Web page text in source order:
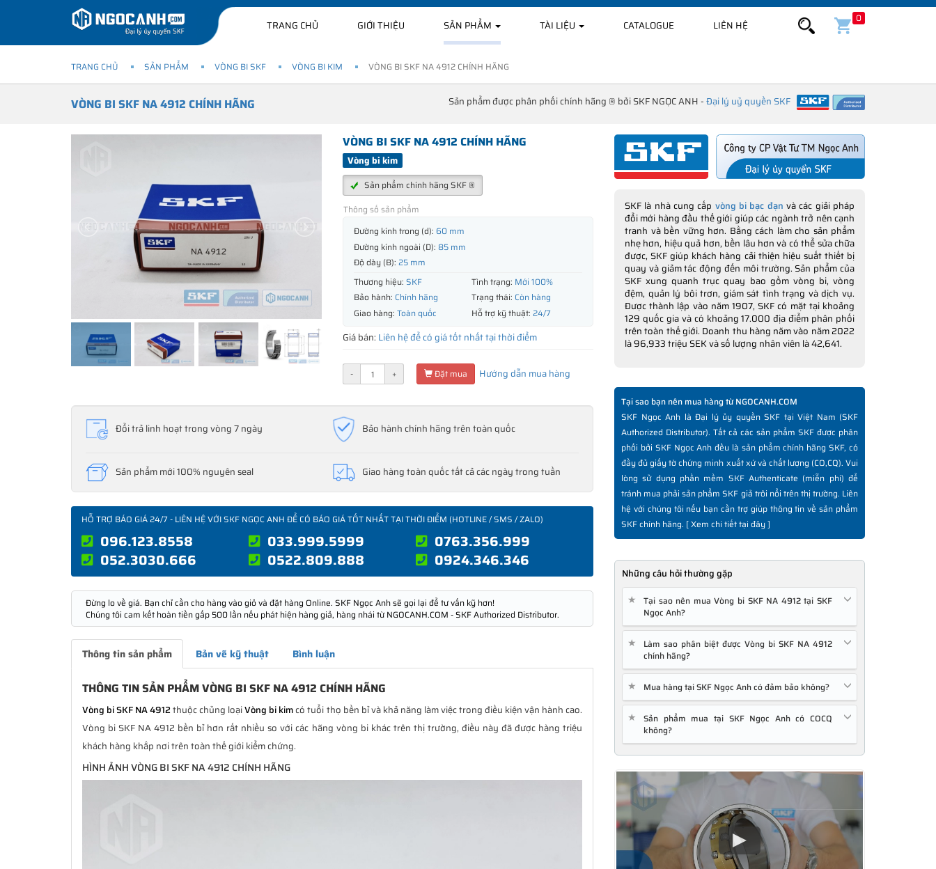
TRANG CHỦ GIỚI THIỆU SẢN PHẨM TÀI LIỆU CATALOGUE LIÊN HỆ
0
TRANG CHỦ SẢN PHẨM VÒNG BI SKF VÒNG BI KIM VÒNG BI SKF NA 4912 CHÍNH HÃNG
VÒNG BI SKF NA 4912 CHÍNH HÃNG Sản phẩm được phân phối chính hãng ® bởi SKF NGỌC ANH -Đại lý uỷ quyền SKF
VÒNG BI SKF NA 4912 CHÍNH HÃNG
Vòng bi kim
Sản phẩm chính hãng SKF ®
Thông số sản phẩm
Đường kính trong (d): 60 mm
Đường kính ngoài (D): 85 mm
Độ dày (B): 25 mm
Thương hiệu: SKF Tình trạng: Mới 100%
Bảo hành: Chính hãng Trạng thái: Còn hàng
Giao hàng: Toàn quốc Hỗ trợ kỹ thuật: 24/7
Giá bán: Liên hệ để có giá tốt nhất tại thời điểm
- + Đặt mua Hướng dẫn mua hàng
Đổi trả linh hoạt trong vòng 7 ngày Bảo hành chính hãng trên toàn quốc
Sản phẩm mới 100% nguyên seal Giao hàng toàn quốc tất cả các ngày trong tuần
HỖ TRỢ BÁO GIÁ 24/7 - LIÊN HỆ VỚI SKF NGỌC ANH ĐỂ CÓ BÁO GIÁ TỐT NHẤT TẠI THỜI ĐIỂM (HOTLINE / SMS / ZALO)
096.123.8558 033.999.5999
0763.356.999
052.3030.666
0522.809.888 0924.346.346
Đừng lo về giá. Bạn chỉ cần cho hàng vào giỏ và đặt hàng Online. SKF Ngọc Anh sẽ gọi lại để tư vấn kỹ hơn!
Chúng tôi cam kết hoàn tiền gấp 500 lần nếu phát hiện hàng giả, hàng nhái từ NGOCANH.COM - SKF Authorized Distributor.
Thông tin sản phẩm Bản vẽ kỹ thuật Bình luận
THÔNG TIN SẢN PHẨM VÒNG BI SKF NA 4912 CHÍNH HÃNG
Vòng bi SKF NA 4912thuộc chủng loạiVòng bi kimcó tuổi thọ bền bỉ và khả năng làm việc trong điều kiện vận hành cao.
Vòng bi SKF NA 4912 bền bỉ hơn rất nhiều so với các hãng vòng bi khác trên thị trường, điều này đã được hàng triệu
khách hàng khắp nơi trên toàn thế giới kiểm chứng.
HÌNH ẢNH VÒNG BI SKF NA 4912 CHÍNH HÃNG
SKF là nhà cung cấp vòng bi bạc đạn và các giải pháp
đổi mới hàng đầu thế giới giúp các ngành trở nên cạnh
tranh và bền vững hơn. Bằng cách làm cho sản phẩm
nhẹ hơn, hiệu quả hơn, bền lâu hơn và có thể sửa chữa
được, SKF giúp khách hàng cải thiện hiệu suất thiết bị
quay và giảm tác động đến môi trường. Sản phẩm của
SKF xung quanh trục quay bao gồm vòng bi, vòng
đệm, quản lý bôi trơn, giám sát tình trạng và dịch vụ.
Được thành lập vào năm 1907, SKF có mặt tại khoảng
129 quốc gia và có khoảng 17.000 địa điểm phân phối
trên toàn thế giới. Doanh thu hàng năm vào năm 2022
là 96,933 triệu SEK và số lượng nhân viên là 42,641.
Tại sao bạn nên mua hàng từ NGOCANH.COM
SKF Ngọc Anh là Đại lý ủy quyền SKF tại Việt Nam (SKF
Authorized Distributor). Tất cả các sản phẩm SKF được phân
phối bởi SKF Ngọc Anh đều là sản phẩm chính hãng SKF, có
đầy đủ giấy tờ chứng minh xuất xứ và chất lượng (CO,CQ). Vui
lòng sử dụng phần mềm SKF Authenticate (miễn phí) để
tránh mua phải sản phẩm SKF giả trôi nổi trên thị trường. Liên
hệ với chúng tôi nếu bạn cần trợ giúp thông tin về sản phẩm
SKF chính hãng. [Xem chi tiết tại đây]
Những câu hỏi thường gặp
★
Tại sao nên mua Vòng bi SKF NA 4912 tại SKF
Ngọc Anh?
★
Làm sao phân biệt được Vòng bi SKF NA 4912
chính hãng?
★ Mua hàng tại SKF Ngọc Anh có đảm bảo không?
★
Sản phẩm mua tại SKF Ngọc Anh có COCQ
không?